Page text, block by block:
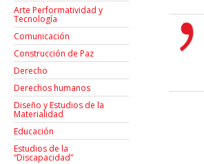
Arte Performatividad y
Tecnología
Comunicación
Construcción de Paz
Derecho
Derechos humanos
Diseño y Estudios de la
Materialidad
Educación
Estudios de la
“Discapacidad”